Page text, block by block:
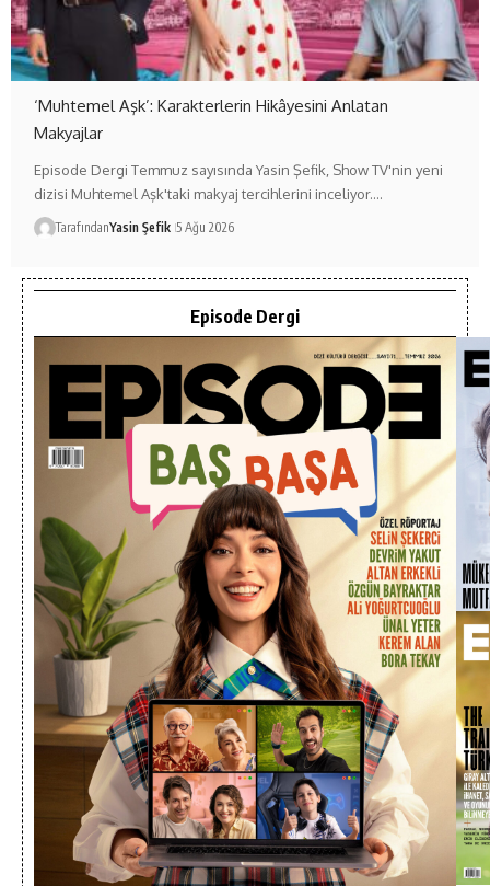
‘Muhtemel Aşk’: Karakterlerin Hikâyesini Anlatan
Makyajlar
Episode Dergi Temmuz sayısında Yasin Şefik, Show TV'nin yeni
dizisi Muhtemel Aşk'taki makyaj tercihlerini inceliyor.…
TarafındanYasin Şefik 5 Ağu 2026
Episode Dergi